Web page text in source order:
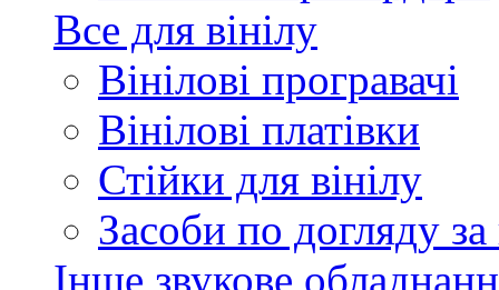
Все для вінілу
Вінілові програвачі
Вінілові платівки
Стійки для вінілу
Засоби по догляду за
Інше звукове